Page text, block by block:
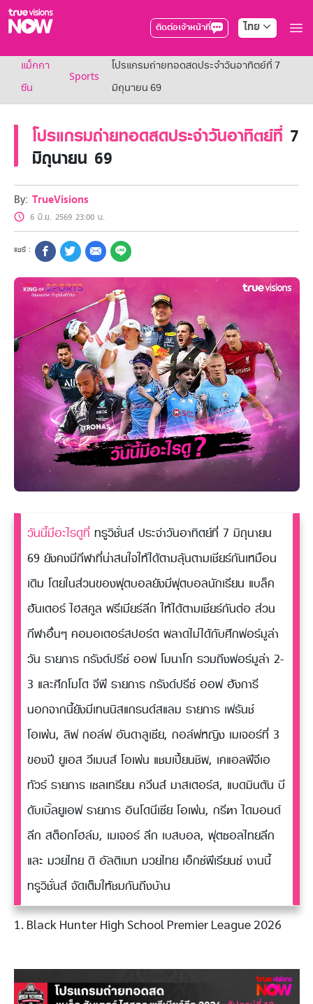
ติดต่อเจ้าหน้าที่ ไทย
True AF2026
แพ็กเกจ
NOW SPORTS
NOW Muay Thai
แพ็กเกจทรูวิชันส์นาวทั้งหมด
เคเบิลและจานดาวเทียม
สิทธิพิเศษ
สิทธิพิเศษลูกค้าทรูวิชั่นส์
Showtime
HoReCa
แพ็กเกจสำหรับผู้ประกอบการ
หาร้านร่วมรายการ
FAQs
แม็กกา
ซีน
Sports
โปรแกรมถ่ายทอดสดประจำวันอาทิตย์ที่ 7
มิถุนายน 69
โปรแกรมถ่ายทอดสดประจำวันอาทิตย์ที่ 7
มิถุนายน 69
By: TrueVisions
6 มิ.ย. 2569 23:00 น.
วันนี้มีอะไรดูที่ ทรูวิชั่นส์ ประจำวันอาทิตย์ที่ 7 มิถุนายน
69 ยังคงมีกีฬาที่น่าสนใจให้ได้ตามลุ้นตามเชียร์กันเหมือน
เดิม โดยในส่วนของฟุตบอลยังมีฟุตบอลนักเรียน แบล็ค
ฮันเตอร์ ไฮสคูล พรีเมียร์ลีก ให้ได้ตามเชียร์กันต่อ ส่วน
กีฬาอื่นๆ คอมอเตอร์สปอร์ต พลาดไม่ได้กับศึกฟอร์มูล่า
วัน รายการ กรังด์ปรีซ์ ออฟ โมนาโก รวมถึงฟอร์มูล่า 2-
3 และศึกโมโต จีพี รายการ กรังด์ปรีซ์ ออฟ ฮังการี
นอกจากนี้ยังมีเทนนิสแกรนด์สแลม รายการ เฟร้นช์
โอเพ่น, ลิฟ กอล์ฟ อันดาลูเซีย, กอล์ฟหญิง เมเจอร์ที่ 3
ของปี ยูเอส วีเมนส์ โอเพ่น แชมเปี้ยนชิพ, เคแอลพีจีเอ
ทัวร์ รายการ เซลเทรียน ควีนส์ มาสเตอร์ส, แบดมินตัน บี
ดับเบิ้ลยูเอฟ รายการ อินโดนีเซีย โอเพ่น, กรีฑา ไดมอนด์
ลีก สต็อกโฮล์ม, เมเจอร์ ลีก เบสบอล, ฟุตซอลไทยลีก
และ มวยไทย ดิ อัลติเมท มวยไทย เอ็กซ์พีเรียนซ์ งานนี้
ทรูวิชั่นส์ จัดเต็มให้ชมกันถึงบ้าน
1. Black Hunter High School Premier League 2026